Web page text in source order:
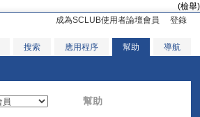
(檢舉)
成為SCLUB使用者論壇會員
登錄
搜索 應用程序 幫助 導航
幫助